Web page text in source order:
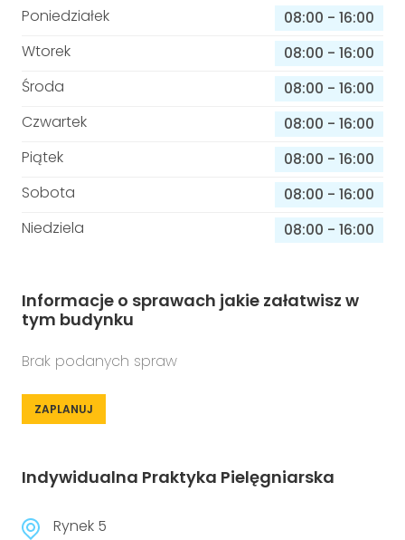
Poniedziałek 08:00 - 16:00
Wtorek
08:00 - 16:00
Środa
08:00 - 16:00
Czwartek
08:00 - 16:00
Piątek
08:00 - 16:00
Sobota
08:00 - 16:00
Niedziela
08:00 - 16:00
Informacje o sprawach jakie załatwisz w
tym budynku
Brak podanych spraw
ZAPLANUJ
Indywidualna Praktyka Pielęgniarska
Rynek 5